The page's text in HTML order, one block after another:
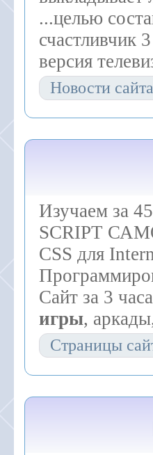
...целью
счастливчик
версия
Новости сайта
Изучаем за 45
SCRIPT
CSS для
Сайт за 3
игры,
Страницы